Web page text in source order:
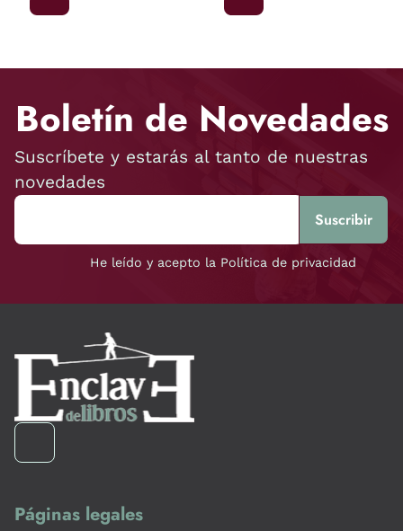
Boletín de Novedades
Suscríbete y estarás al tanto de nuestras
novedades
He leído y acepto la Política de privacidad
Páginas legales